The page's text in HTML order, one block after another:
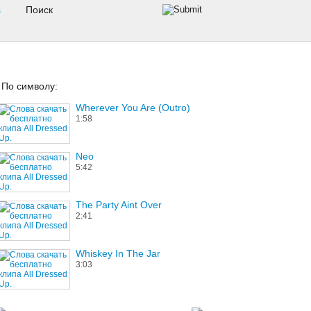
По символу:
Wherever You Are (Outro)
1:58
Neo
5:42
The Party Aint Over
2:41
Whiskey In The Jar
3:03